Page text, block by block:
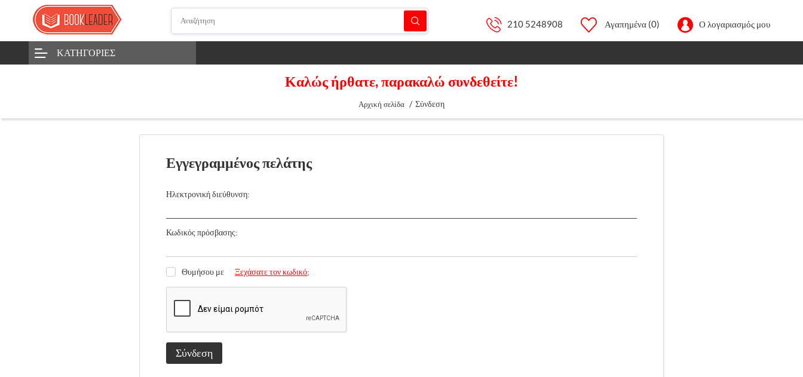
210 5248908 Αγαπημένα (0) Ο λογαριασμός μου
ΚΑΤΗΓΟΡΊΕΣ
Καλώς ήρθατε, παρακαλώ συνδεθείτε!
Αρχική σελίδα / Σύνδεση
Εγγεγραμμένος πελάτης
Ηλεκτρονική διεύθυνση:
Κωδικός πρόσβασης:
Θυμήσου με Ξεχάσατε τον κωδικό;
Σύνδεση